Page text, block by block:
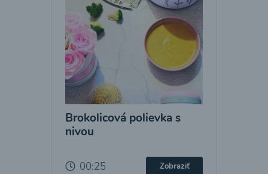
Brokolicová polievka s
nivou
00:25 Zobraziť